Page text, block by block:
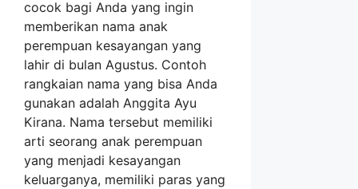
cocok bagi Anda yang ingin
memberikan nama anak
perempuan kesayangan yang
lahir di bulan Agustus. Contoh
rangkaian nama yang bisa Anda
gunakan adalah Anggita Ayu
Kirana. Nama tersebut memiliki
arti seorang anak perempuan
yang menjadi kesayangan
keluarganya, memiliki paras yang